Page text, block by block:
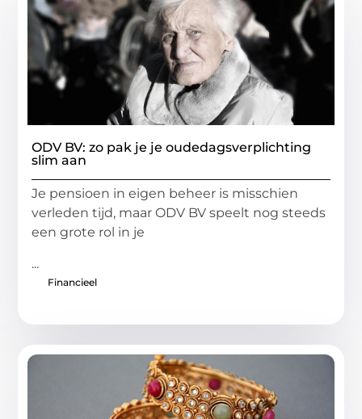
ODV BV: zo pak je je oudedagsverplichting
slim aan
Je pensioen in eigen beheer is misschien
verleden tijd, maar ODV BV speelt nog steeds
een grote rol in je
...
Financieel